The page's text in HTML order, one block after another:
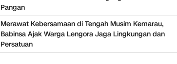
Pangan
Merawat Kebersamaan di Tengah Musim Kemarau,
Babinsa Ajak Warga Lengora Jaga Lingkungan dan
Persatuan